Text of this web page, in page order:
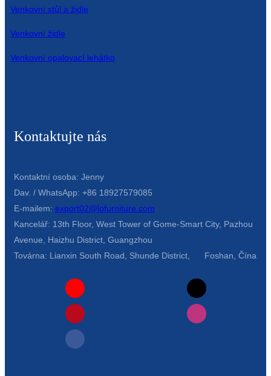
Venkovní stůl a židle
Venkovní židle
Venkovní opalovací lehátko
Kontaktujte nás
Kontaktní osoba: Jenny
Dav. / WhatsApp: +86 18927579085
E-mailem: export02@lofurniture.com
Kancelář: 13th Floor, West Tower of Gome-Smart City, Pazhou
Avenue, Haizhu District, Guangzhou
Továrna: Lianxin South Road, Shunde District, Foshan, Čína